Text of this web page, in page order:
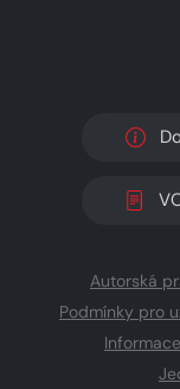
Autorská
Podmínky pro